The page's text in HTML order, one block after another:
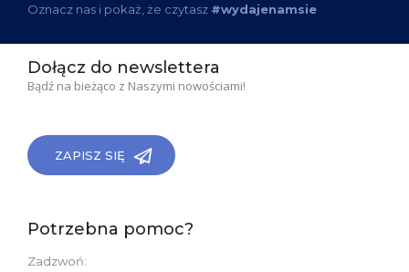
Oznacz nas i pokaż, że czytasz #wydajenamsie
Dołącz do newslettera
Bądź na bieżąco z Naszymi nowościami!
ZAPISZ SIĘ
Potrzebna pomoc?
Zadzwoń: